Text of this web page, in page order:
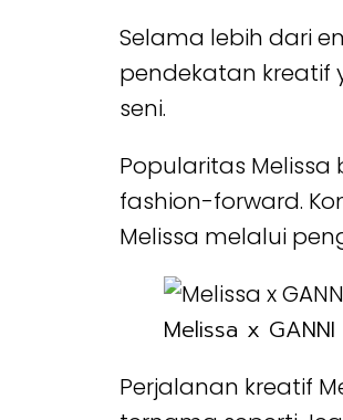
Selama lebih dari
pendekatan kreatif
seni.
Popularitas
fashion-forward.
Melissa melalui
Melissa x GANNI
Perjalanan kreatif